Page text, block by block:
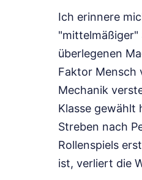
Ich erinnere
überlegenen
Faktor Mensch
Mechanik
Klasse gewählt
Streben nach
Rollenspiels
ist, verliert die